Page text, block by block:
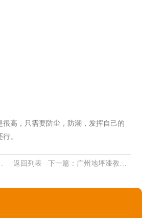
很高，只需要防尘，防潮，发挥自己的
。
返回列表 下一篇： 广州地坪漆教你怎么用F数值评价地坪的平整度